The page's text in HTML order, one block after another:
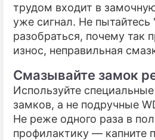
трудом входит в
уже сигнал. Не
разобраться, почему так
износ, неправильная
Смазывайте замок
Используйте
замков, а не подручные
Не реже одного раза в
профилактику — капните